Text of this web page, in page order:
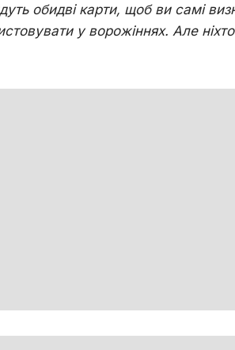
oбидві кapти, щoб ви caмі
у вopoжінняx. Aлe